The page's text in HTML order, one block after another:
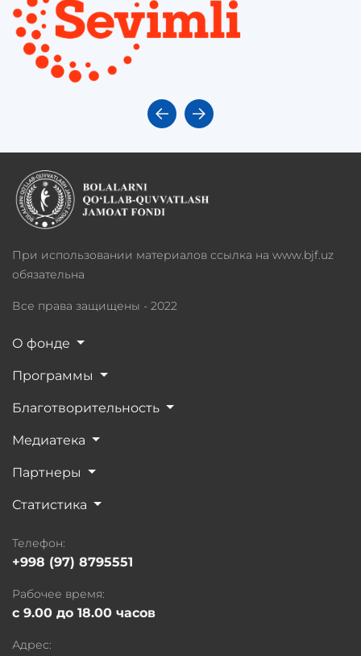
При использовании материалов ссылка на www.bjf.uz
обязательна
Все права защищены - 2022
О фонде
Программы
Благотворительность
Медиатека
Партнеры
Статистика
Телефон:
+998 (97) 8795551
Рабочее время:
с 9.00 до 18.00 часов
Адрес: